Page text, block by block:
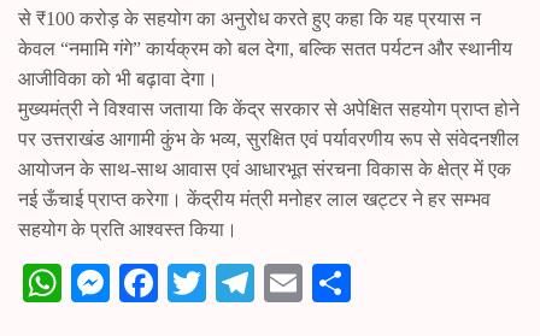
से ₹100 करोड़ के सहयोग का अनुरोध करते हुए कहा कि यह प्रयास न
केवल “नमामि गंगे” कार्यक्रम को बल देगा, बल्कि सतत पर्यटन और स्थानीय
आजीविका को भी बढ़ावा देगा।
मुख्यमंत्री ने विश्वास जताया कि केंद्र सरकार से अपेक्षित सहयोग प्राप्त होने
पर उत्तराखंड आगामी कुंभ के भव्य, सुरक्षित एवं पर्यावरणीय रूप से संवेदनशील
आयोजन के साथ-साथ आवास एवं आधारभूत संरचना विकास के क्षेत्र में एक
नई ऊँचाई प्राप्त करेगा। केंद्रीय मंत्री मनोहर लाल खट्टर ने हर सम्भव
सहयोग के प्रति आश्वस्त किया।
W
M
Fa T
Te
E